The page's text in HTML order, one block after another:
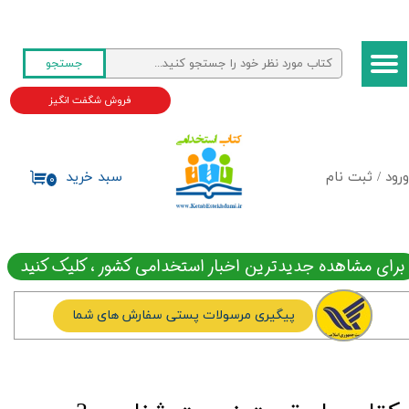
ورود / ثبت نام
حساب کاربری من
تغییر گذر واژه
جستجو
۰ سبد خرید
فروش شگفت انگیز
برای مشاهده جدیدترین اخبار استخدامی کشور ، کلیک کنید
پیگیری مرسولات پستی سفارش های شما